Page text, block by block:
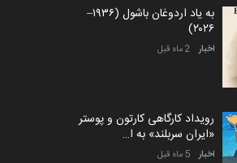
به یاد اردوغان باشول (۱۹۳۶–
۲۰۲۶)
اخبار 2 ماه قبل
رویداد کارگاهی کارتون و پوستر
«ایران سربلند» به ا…
اخبار 5 ماه قبل